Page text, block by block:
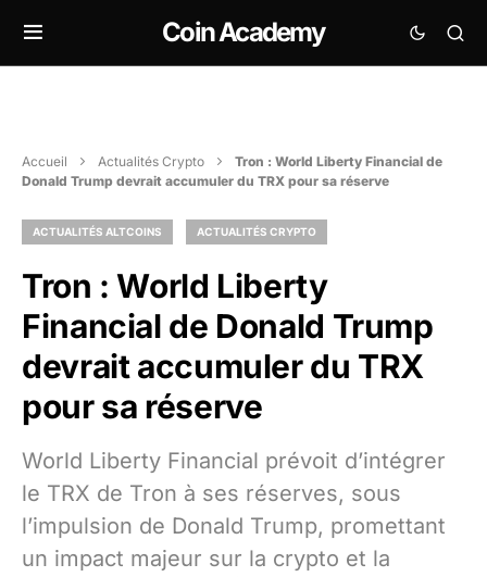
Coin Academy
Accueil Actualités Crypto
Tron : World Liberty Financial de
Donald Trump devrait accumuler du TRX pour sa réserve
ACTUALITÉS ALTCOINS ACTUALITÉS CRYPTO
Tron : World Liberty
Financial de Donald Trump
devrait accumuler du TRX
pour sa réserve
World Liberty Financial prévoit d’intégrer
le TRX de Tron à ses réserves, sous
l’impulsion de Donald Trump, promettant
un impact majeur sur la crypto et la